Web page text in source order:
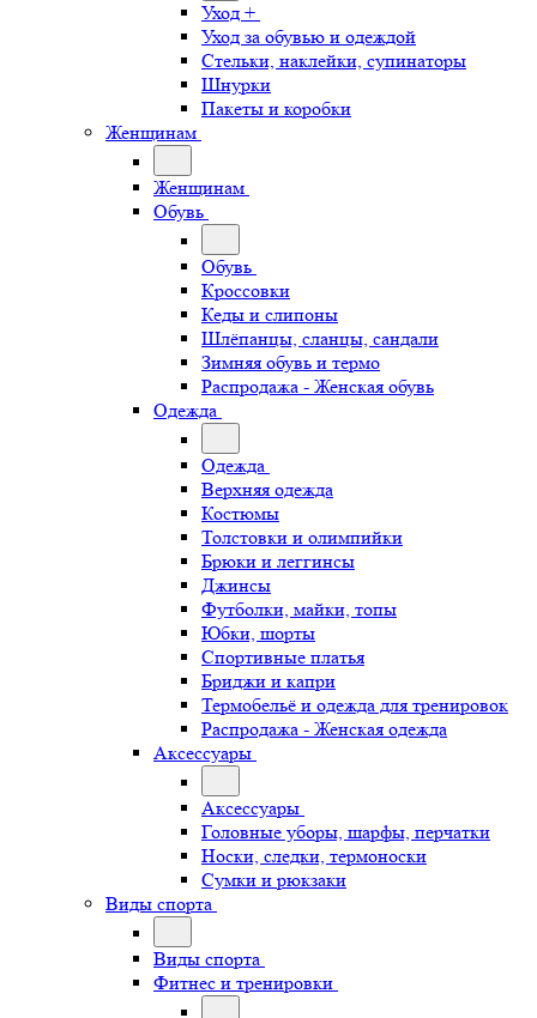
Уход +
Уход за обувью и одеждой
Стельки, наклейки, супинаторы
Шнурки
Пакеты и коробки
Женщинам
Женщинам
Обувь
Обувь
Кроссовки
Кеды и слипоны
Шлёпанцы, сланцы, сандали
Зимняя обувь и термо
Распродажа - Женская обувь
Одежда
Одежда
Верхняя одежда
Костюмы
Толстовки и олимпийки
Брюки и леггинсы
Джинсы
Футболки, майки, топы
Юбки, шорты
Спортивные платья
Бриджи и капри
Термобельё и одежда для тренировок
Распродажа - Женская одежда
Аксессуары
Аксессуары
Головные уборы, шарфы, перчатки
Носки, следки, термоноски
Сумки и рюкзаки
Виды спорта
Виды спорта
Фитнес и тренировки